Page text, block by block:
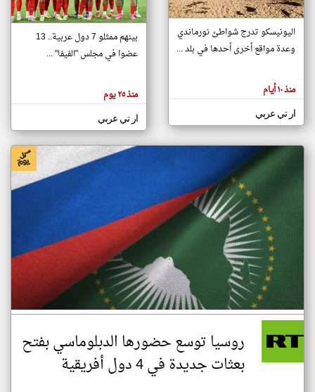
تغيير الدولة
اخبار جزر القمر على مدار الساعة
أهم اخبار جزر القمر العاجلة والمباشرة
هنا عن
وجهة
كاتبيها.
اليونيسكو تدرج شواطئ نورماندي
وعدة مواقع أخرى أحدها في بلد ...
منذ ١٠ أيام
ار تي عربي
بينهم ممثلو 7 دول عربية.. 13
عضوا في مجلس "الفيفا" ...
منذ ٢٥ يوم
ار تي عربي
روسيا توسع حضورها الدبلوماسي بفتح
بعثات جديدة في 4 دول أفريقية
klyoum.com